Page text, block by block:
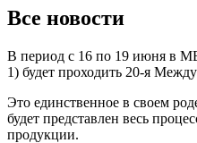
Все новости
В период с 16 по 19 июня в
1) будет проходить 20-я
Это единственное в своем
будет представлен весь
продукции.